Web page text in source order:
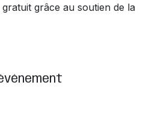
grâce au soutien de la